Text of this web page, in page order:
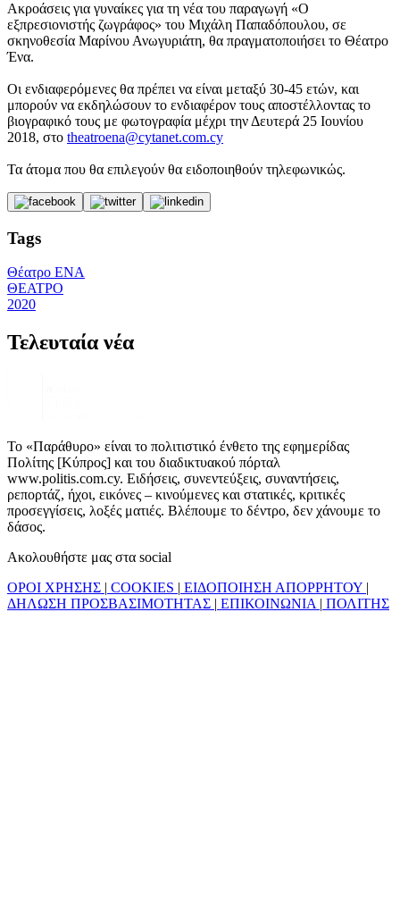
Ακροάσεις για γυναίκες για τη νέα του παραγωγή «Ο
εξπρεσιονιστής ζωγράφος» του Μιχάλη Παπαδόπουλου, σε
σκηνοθεσία Μαρίνου Ανωγυριάτη, θα πραγματοποιήσει το Θέατρο
Ένα.
Οι ενδιαφερόμενες θα πρέπει να είναι μεταξύ 30-45 ετών, και
μπορούν να εκδηλώσουν το ενδιαφέρον τους αποστέλλοντας το
βιογραφικό τους με φωτογραφία μέχρι την Δευτερά 25 Ιουνίου
2018, στο theatroena@cytanet.com.cy
Τα άτομα που θα επιλεγούν θα ειδοποιηθούν τηλεφωνικώς.
Tags
Θέατρο ΕΝΑ
ΘΕΑΤΡΟ
2020
Τελευταία νέα
Το «Παράθυρο» είναι το πολιτιστικό ένθετο της εφημερίδας
Πολίτης [Κύπρος] και του διαδικτυακού πόρταλ
www.politis.com.cy. Ειδήσεις, συνεντεύξεις, συναντήσεις,
ρεπορτάζ, ήχοι, εικόνες – κινούμενες και στατικές, κριτικές
προσεγγίσεις, λοξές ματιές. Βλέπουμε το δέντρο, δεν χάνουμε το
δάσος.
Ακολουθήστε μας στα social
ΟΡΟΙ ΧΡΗΣΗΣ | COOKIES | ΕΙΔΟΠΟΙΗΣΗ ΑΠΟΡΡΗΤΟΥ |
ΔΗΛΩΣΗ ΠΡΟΣΒΑΣΙΜΟΤΗΤΑΣ | ΕΠΙΚΟΙΝΩΝΙΑ | ΠΟΛΙΤΗΣ